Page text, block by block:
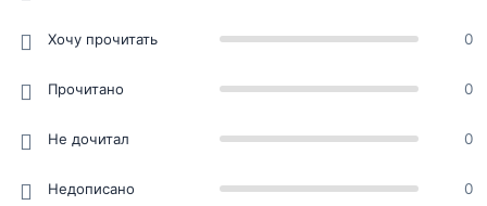
Хочу прочитать 0
Прочитано 0
Не дочитал 0
Недописано 0